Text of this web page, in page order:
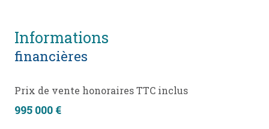
informations
financières
Prix de vente honoraires TTC inclus
995 000 €